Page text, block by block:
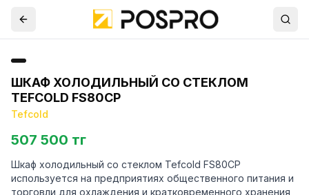
ШКАФ ХОЛОДИЛЬНЫЙ СО СТЕКЛОМ
TEFCOLD FS80CP
Tefcold
507 500 тг
Шкаф холодильный со стеклом Tefcold FS80CP
используется на предприятиях общественного питания и
торговли для охлаждения и кратковременного хранения